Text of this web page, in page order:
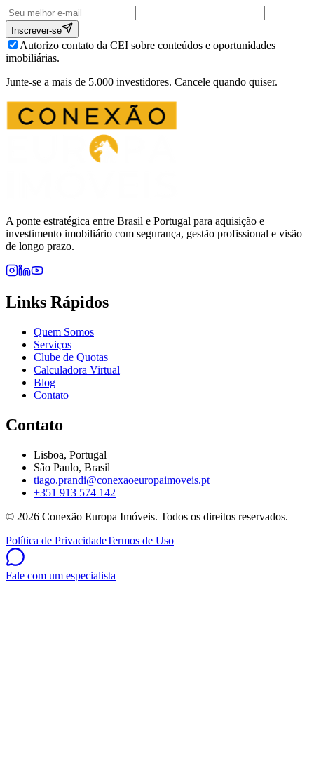
Inscrever-se
Autorizo contato da CEI sobre conteúdos e oportunidades
imobiliárias.
Junte-se a mais de 5.000 investidores. Cancele quando quiser.
A ponte estratégica entre Brasil e Portugal para aquisição e
investimento imobiliário com segurança, gestão profissional e visão
de longo prazo.
Links Rápidos
Quem Somos
Serviços
Clube de Quotas
Calculadora Virtual
Blog
Contato
Contato
Lisboa, Portugal
São Paulo, Brasil
tiago.prandi@conexaoeuropaimoveis.pt
+351 913 574 142
© 2026 Conexão Europa Imóveis. Todos os direitos reservados.
Política de PrivacidadeTermos de Uso
Fale com um especialista